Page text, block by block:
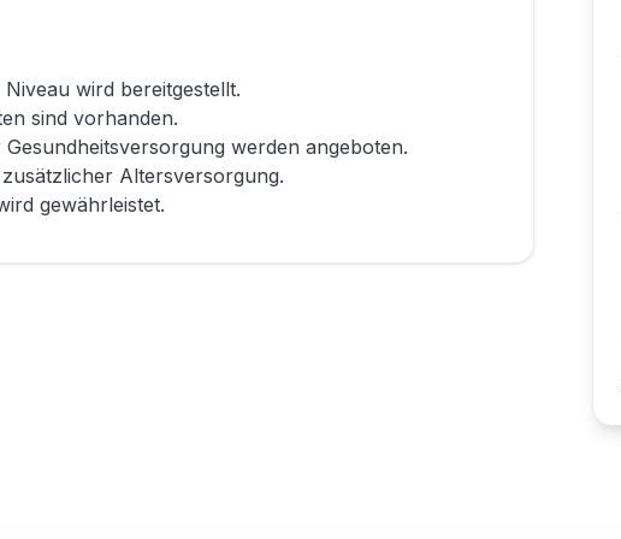
wird bereitgestellt.
sind vorhanden.
werden angeboten.
Altersversorgung.
gewährleistet.